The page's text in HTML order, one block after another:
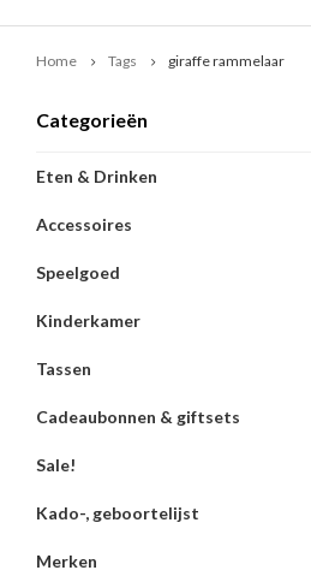
Home Tags giraffe rammelaar
Categorieën
Eten & Drinken
Accessoires
Speelgoed
Kinderkamer
Tassen
Cadeaubonnen & giftsets
Sale!
Kado-, geboortelijst
Merken